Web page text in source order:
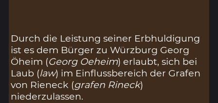
Durch die Leistung seiner Erbhuldigung
ist es dem Bürger zu Würzburg Georg
Öheim (Georg Oeheim) erlaubt, sich bei
Laub (law) im Einflussbereich der Grafen
von Rieneck (grafen Rineck)
niederzulassen.